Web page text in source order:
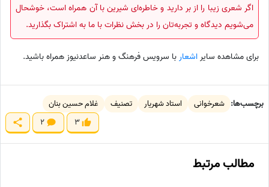
اگر شعری زیبا را از بر دارید و خاطره‌ای شیرین با آن همراه است، خوشحال
می‌شویم دیدگاه و تجربه‌تان را در بخش نظرات با ما به اشتراک بگذارید.
برای مشاهده سایراشعاربا سرویس فرهنگ و هنر ساعدنیوز همراه باشید.
برچسب‌ها: شعرخوانی استاد شهریار تصنیف
غلام حسین بنان
3
2
مطالب مرتبط